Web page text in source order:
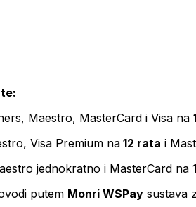
Maestro, MasterCard i Visa na
Visa Premium na 12 rata i
jednokratno i MasterCard na
putem Monri WSPay sustava